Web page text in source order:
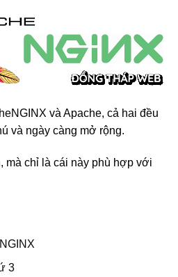
và Apache, cả hai đều
và ngày càng mở rộng.
mà chỉ là cái này phù hợp với
3